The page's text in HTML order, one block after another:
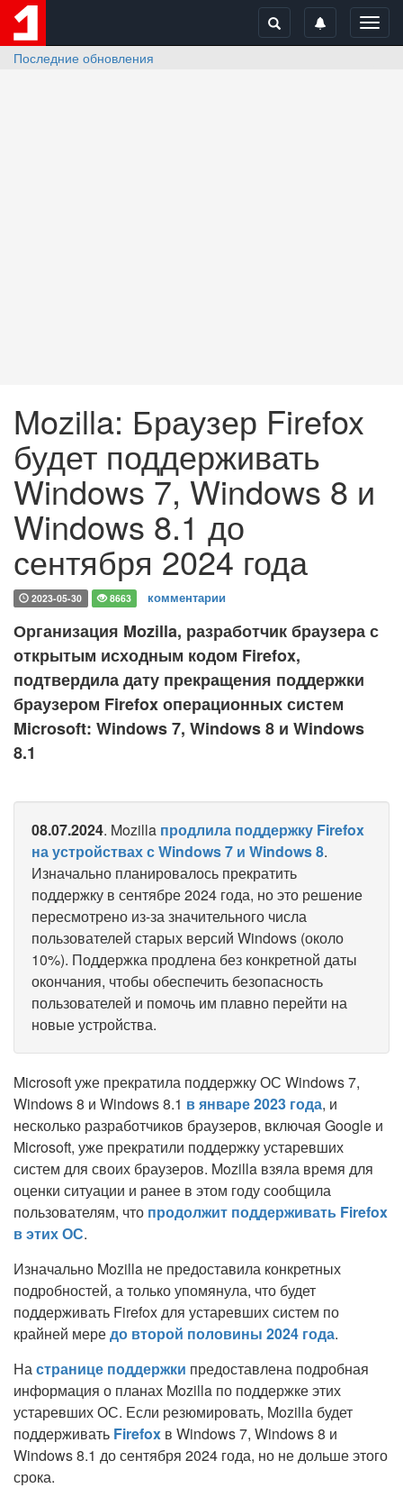
Последние обновления
Mozilla: Браузер Firefox
будет поддерживать
Windows 7, Windows 8 и
Windows 8.1 до
сентября 2024 года
2023-05-30 8663 комментарии
Организация Mozilla, разработчик браузера с
открытым исходным кодом Firefox,
подтвердила дату прекращения поддержки
браузером Firefox операционных систем
Microsoft: Windows 7, Windows 8 и Windows
8.1
08.07.2024. Mozilla продлила поддержку Firefox
на устройствах с Windows 7 и Windows 8.
Изначально планировалось прекратить
поддержку в сентябре 2024 года, но это решение
пересмотрено из-за значительного числа
пользователей старых версий Windows (около
10%). Поддержка продлена без конкретной даты
окончания, чтобы обеспечить безопасность
пользователей и помочь им плавно перейти на
новые устройства.
Microsoft уже прекратила поддержку ОС Windows 7,
Windows 8 и Windows 8.1 в январе 2023 года, и
несколько разработчиков браузеров, включая Google и
Microsoft, уже прекратили поддержку устаревших
систем для своих браузеров. Mozilla взяла время для
оценки ситуации и ранее в этом году сообщила
пользователям, что продолжит поддерживать Firefox
в этих ОС.
Изначально Mozilla не предоставила конкретных
подробностей, а только упомянула, что будет
поддерживать Firefox для устаревших систем по
крайней мередо второй половины 2024 года.
Настранице поддержки предоставлена подробная
информация о планах Mozilla по поддержке этих
устаревших ОС. Если резюмировать, Mozilla будет
поддерживать Firefox в Windows 7, Windows 8 и
Windows 8.1 до сентября 2024 года, но не дольше этого
срока.